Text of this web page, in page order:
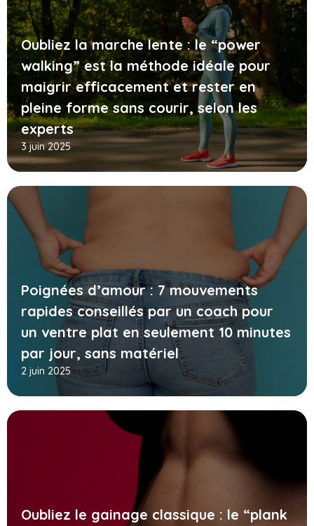
Oubliez la marche lente : le “power
walking” est la méthode idéale pour
maigrir efficacement et rester en
pleine forme sans courir, selon les
experts
3 juin 2025
Poignées d’amour : 7 mouvements
rapides conseillés par un coach pour
un ventre plat en seulement 10 minutes
par jour, sans matériel
2 juin 2025
Oubliez le gainage classique : le “plank